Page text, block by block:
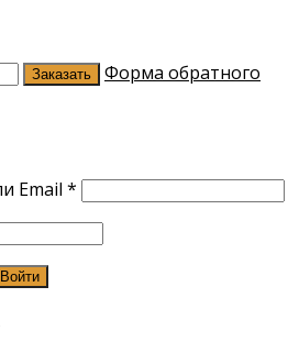
Заказать
Форма обратного
Email *
Войти